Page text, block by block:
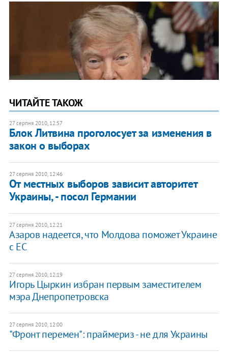
ЧИТАЙТЕ ТАКОЖ
27 серпня 2010, 12:57
Блок Литвина проголосует за изменения в
закон о выборах
27 серпня 2010, 12:46
От местных выборов зависит авторитет
Украины, - посол Германии
27 серпня 2010, 12:21
Азаров надеется, что Молдова поможет Украине
с ЕС
27 серпня 2010, 12:19
Игорь Цыркин избран первым заместителем
мэра Днепропетровска
27 серпня 2010, 12:00
"Фронт перемен": праймериз - не для Украины